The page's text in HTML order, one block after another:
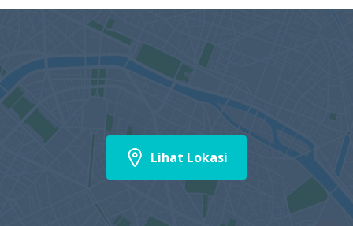
Lihat Lokasi